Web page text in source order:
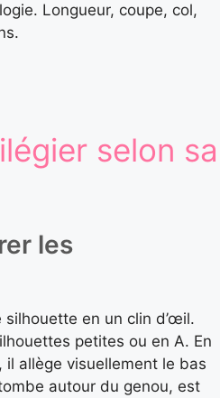
Longueur, coupe, col,
selon sa
les
en un clin d’œil.
petites ou en A. En
allège visuellement le bas
autour du genou, est